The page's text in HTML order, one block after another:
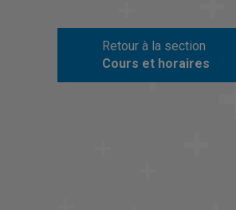
Retour à la section
Cours et horaires